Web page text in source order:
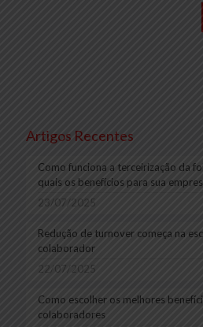
Artigos Recentes
Como funciona a terceirização da
quais os benefícios para sua
23/07/2025
Redução de turnover começa na
colaborador
22/07/2025
Como escolher os melhores
colaboradores